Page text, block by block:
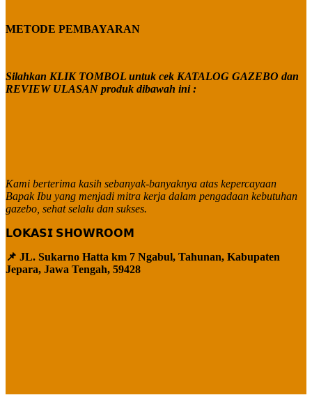
METODE PEMBAYARAN
Silahkan KLIK TOMBOL untuk cek KATALOG GAZEBO dan
REVIEW ULASAN produk dibawah ini :
Kami berterima kasih sebanyak-banyaknya atas kepercayaan
Bapak Ibu yang menjadi mitra kerja dalam pengadaan kebutuhan
gazebo, sehat selalu dan sukses.
𝗟𝗢𝗞𝗔𝗦𝗜 𝗦𝗛𝗢𝗪𝗥𝗢𝗢𝗠
📌 JL. Sukarno Hatta km 7 Ngabul, Tahunan, Kabupaten
Jepara, Jawa Tengah, 59428